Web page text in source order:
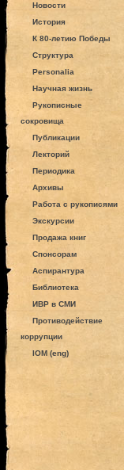
Новости
История
К 80-летию Победы
Структура
Personalia
Научная жизнь
Рукописные
сокровища
Публикации
Лекторий
Периодика
Архивы
Работа с рукописями
Экскурсии
Продажа книг
Спонсорам
Аспирантура
Библиотека
ИВР в СМИ
Противодействие
коррупции
IOM (eng)